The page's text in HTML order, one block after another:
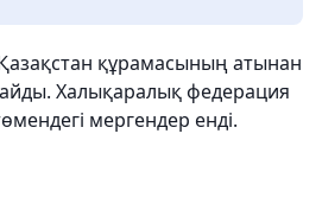
Қазақстан құрамасының атынан
Халықаралық федерация
мергендер енді.